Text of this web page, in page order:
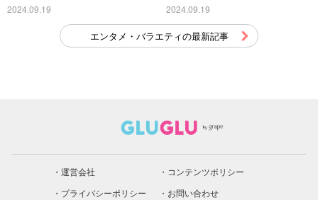
2024.09.19 2024.09.19
エンタメ・バラエティの最新記事
運営会社
コンテンツポリシー
プライバシーポリシー
お問い合わせ